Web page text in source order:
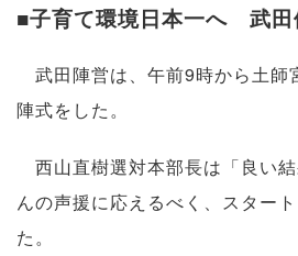
■子育て環境日本一へ 武田
武田陣営は、午前9時から土師
陣式をした。
西山直樹選対本部長は「良い
んの声援に応えるべく、スター
た。